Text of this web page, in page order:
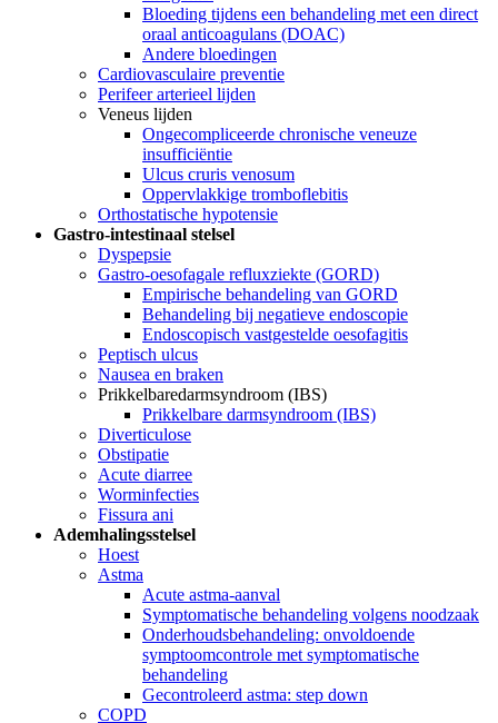
Bloeding tijdens een behandeling met een direct
oraal anticoagulans (DOAC)
Andere bloedingen
Cardiovasculaire preventie
Perifeer arterieel lijden
Veneus lijden
Ongecompliceerde chronische veneuze
insufficiëntie
Ulcus cruris venosum
Oppervlakkige tromboflebitis
Orthostatische hypotensie
Gastro-intestinaal stelsel
Dyspepsie
Gastro-oesofagale refluxziekte (GORD)
Empirische behandeling van GORD
Behandeling bij negatieve endoscopie
Endoscopisch vastgestelde oesofagitis
Peptisch ulcus
Nausea en braken
Prikkelbaredarmsyndroom (IBS)
Prikkelbare darmsyndroom (IBS)
Diverticulose
Obstipatie
Acute diarree
Worminfecties
Fissura ani
Ademhalingsstelsel
Hoest
Astma
Acute astma-aanval
Symptomatische behandeling volgens noodzaak
Onderhoudsbehandeling: onvoldoende
symptoomcontrole met symptomatische
behandeling
Gecontroleerd astma: step down
COPD